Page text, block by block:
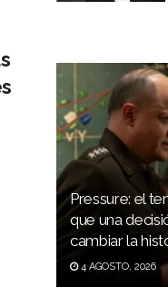
Pressure: el
que una
cambiar la
4 AGOSTO, 2026